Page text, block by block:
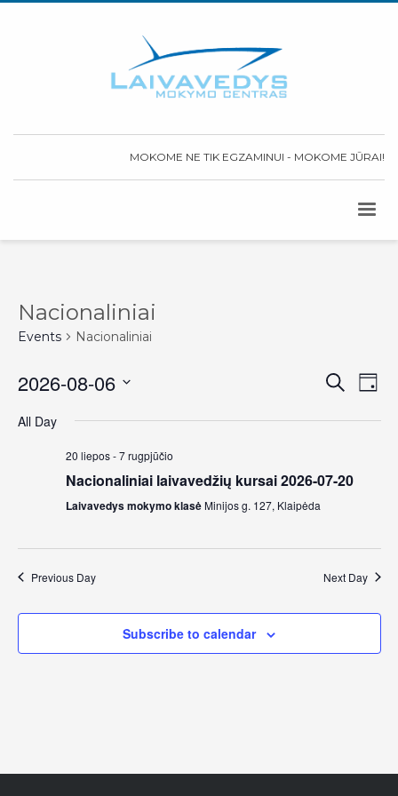
MOKOME NE TIK EGZAMINUI - MOKOME JŪRAI!
Nacionaliniai
Events Nacionaliniai
Views
Search
Day
2026-08-06
date.
All Day
20 liepos-7 rugpjūčio
Nacionaliniai laivavedžių kursai 2026-07-20
Laivavedys mokymo klasėMinijos g. 127, Klaipėda
Previous Day Next Day
Subscribe to calendar